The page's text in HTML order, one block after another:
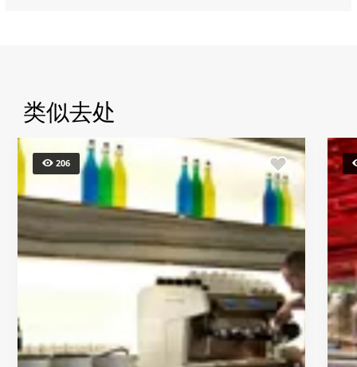
类似去处
206